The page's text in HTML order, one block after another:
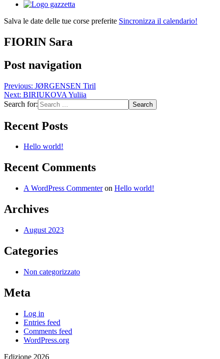
Salva le date delle tue corse preferite Sincronizza il calendario!
FIORIN Sara
Post navigation
Previous: JØRGENSEN Tiril
Next: BIRIUKOVA Yuliia
Search for:
Recent Posts
Hello world!
Recent Comments
A WordPress Commenteron Hello world!
Archives
August 2023
Categories
Non categorizzato
Meta
Log in
Entries feed
Comments feed
WordPress.org
Edizione 2026